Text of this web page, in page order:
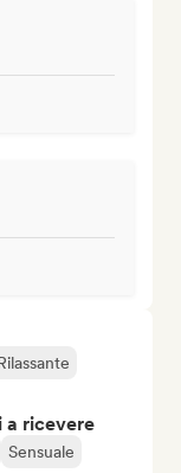
a ricevere
Sensuale